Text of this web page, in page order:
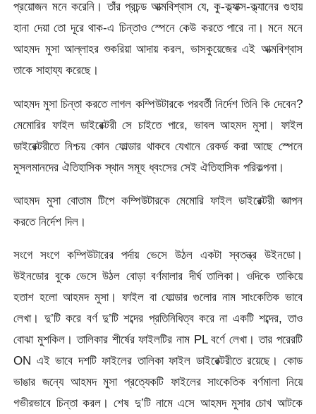
প্রয়োজন মনে করেনি। তাঁর প্রচন্ড আত্মবিশ্বাস যে, কু-ক্ল্যাক্স-ক্ল্যানের গুহায়
হানা দেয়া তো দূরে থাক-এ চিন্তাও স্পেনে কেউ করতে পারে না। মনে মনে
আহমদ মুসা আল্লাহর শুকরিয়া আদায় করল, ভাসকুয়েজের এই আত্মবিশ্বাস
তাকে সাহায্য করেছে।
আহমদ মুসা চিন্তা করতে লাগল কম্পিউটারকে পরবর্তী নির্দেশ তিনি কি দেবেন?
মেমোরির ফাইল ডাইরেক্টরী সে চাইতে পারে, ভাবল আহমদ মুসা। ফাইল
ডাইরেক্টরীতে নিশ্চয় কোন ফোল্ডার থাকবে যেখানে রেকর্ড করা আছে স্পেনে
মুসলমানদের ঐতিহাসিক স্থান সমূহ ধ্বংসের সেই ঐতিহাসিক পরিকল্পনা।
আহমদ মুসা বোতাম টিপে কম্পিউটারকে মেমোরি ফাইল ডাইরেক্টরী জ্ঞাপন
করতে নির্দেশ দিল।
সংগে সংগে কম্পিউটারের পর্দায় ভেসে উঠল একটা স্বতন্ত্র উইনডো।
উইনডোর বুকে ভেসে উঠল বোড়া বর্ণমালার দীর্ঘ তালিকা। ওদিকে তাকিয়ে
হতাশ হলো আহমদ মুসা। ফাইল বা ফোল্ডার গুলোর নাম সাংকেতিক ভাবে
লেখা। দু’টি করে বর্ণ দু’টি শব্দের প্রতিনিধিত্ব করে না একটি শব্দের, তাও
বোঝা মুশকিল। তালিকার শীর্ষের ফাইলটির নাম PL বর্ণে লেখা। তার পরেরটি
ON এই ভাবে দশটি ফাইলের তালিকা ফাইল ডাইরেক্টরীতে রয়েছে। কোড
ভাঙার জন্যে আহমদ মুসা প্রত্যেকটি ফাইলের সাংকেতিক বর্ণমালা নিয়ে
গভীরভাবে চিন্তা করল। শেষ দু’টি নামে এসে আহমদ মুসার চোখ আটকে